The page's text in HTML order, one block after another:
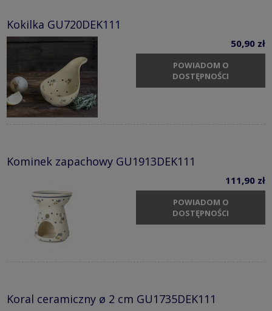
Kokilka GU720DEK111
50,90 zł
POWIADOM O
DOSTĘPNOŚCI
Kominek zapachowy GU1913DEK111
111,90 zł
POWIADOM O
DOSTĘPNOŚCI
Koral ceramiczny ø 2 cm GU1735DEK111